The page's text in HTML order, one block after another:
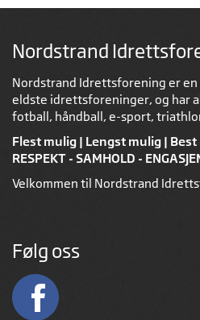
Nordstrand
Nordstrand Idrettsforening er en
eldste idrettsforeninger, og har
fotball, håndball, e-sport,
Flest mulig | Lengst mulig |
RESPEKT - SAMHOLD -
Velkommen til Nordstrand
Følg oss